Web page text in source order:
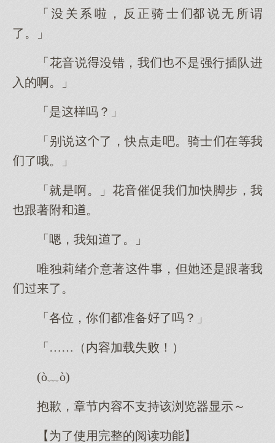
「关系啦，反正骑士说无所谓
了。」
「花音说错，我不是强行插队进
入的啊。」
「是吗？」
「别说了，快点走吧。骑士在等我
了哦。」
「就是啊。」花音催促我加快脚步，我
跟著附。
「嗯，我知了。」
唯独莉绪介意著件，但是跟著我
了。
「各位，你准备了吗？」
「……（内容加载失败！）
(ò﹏ò)
抱歉，章节内容不支持该浏览器显示～
【为了使用完整的阅读功能】